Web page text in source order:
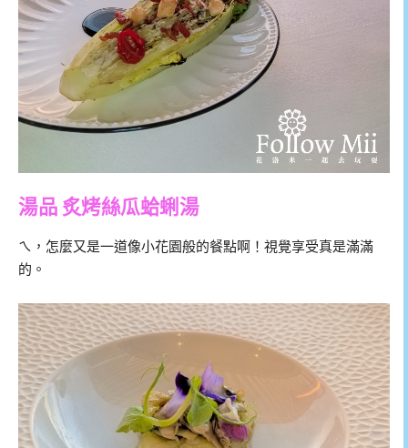
湯品 炙烤絲瓜蛤蜊湯
ㄟ，怎麼又是一道像小花園般的餐點啊！視覺享受真是滿滿
的。